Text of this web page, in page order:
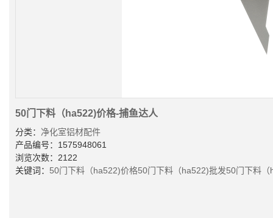
50门下料（ha522)价格-捕鱼达人
分类： 净化室铝材配件
产品编号：1575948061
浏览次数：2122
关键词： 50门下料（ha522)价格50门下料（ha522)批发50门下料（